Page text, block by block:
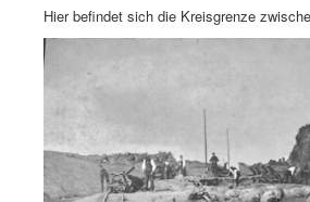
Hier befindet sich die Kreisgrenze